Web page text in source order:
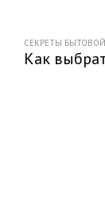
СЕКРЕТЫ
Как